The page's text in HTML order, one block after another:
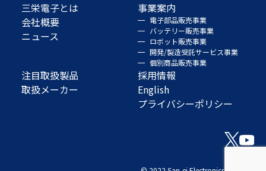
三栄電子とは
会社概要
ニュース
事業案内
電子部品販売事業
バッテリー販売事業
ロボット販売事業
開発/製造受託サービス事業
個別商品販売事業
注目取扱製品
取扱メーカー
採用情報
English
プライバシーポリシー